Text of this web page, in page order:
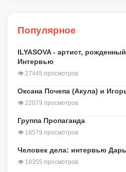
Популярное
ILYASOVA - артист,
Интервью
👁 27445 просмотров
Оксана Почепа (Акула) и
👁 22079 просмотров
Группа Пропаганда
👁 18579 просмотров
Человек дела: интервью
👁 18355 просмотров